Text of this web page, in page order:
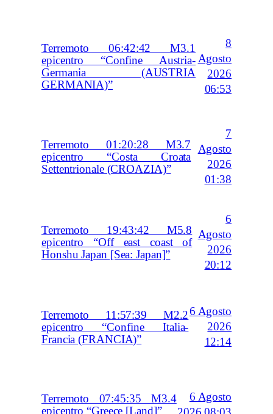
Terremoto 06:42:42 M3.1
epicentro “Confine Austria-
Germania (AUSTRIA
GERMANIA)”
8
Agosto
2026
06:53
Terremoto 01:20:28 M3.7
epicentro “Costa Croata
Settentrionale (CROAZIA)”
7
Agosto
2026
01:38
Terremoto 19:43:42 M5.8
epicentro “Off east coast of
Honshu Japan [Sea: Japan]”
6
Agosto
2026
20:12
Terremoto 11:57:39 M2.2
epicentro “Confine Italia-
Francia (FRANCIA)”
6 Agosto
2026
12:14
Terremoto 07:45:35 M3.4
epicentro “Greece [Land]”
6 Agosto